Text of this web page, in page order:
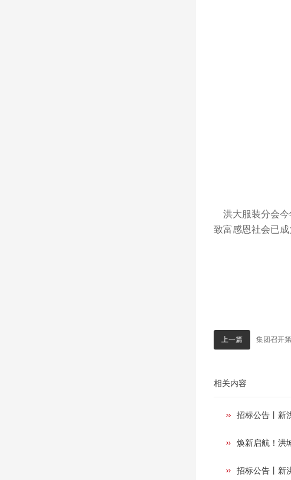
洪大服装分会今
致富感恩社会已成
上一篇 集团召开第
相关内容
招标公告丨新
焕新启航！洪
招标公告丨新